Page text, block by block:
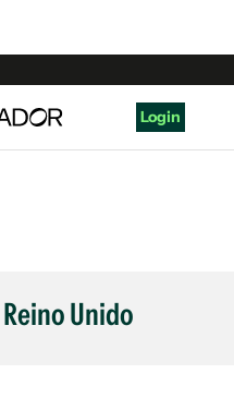
Login
Reino Unido